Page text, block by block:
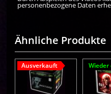
personenbezogene Daten
Ähnliche Produkte
Ausverkauft Wieder